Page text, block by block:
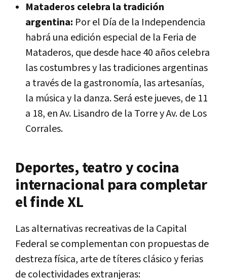
Mataderos celebra la tradición
argentina: Por el Día de la Independencia
habrá una edición especial de la Feria de
Mataderos, que desde hace 40 años celebra
las costumbres y las tradiciones argentinas
a través de la gastronomía, las artesanías,
la música y la danza. Será este jueves, de 11
a 18, en Av. Lisandro de la Torre y Av. de Los
Corrales.
Deportes, teatro y cocina
internacional para completar
el finde XL
Las alternativas recreativas de la Capital
Federal se complementan con propuestas de
destreza física, arte de títeres clásico y ferias
de colectividades extranjeras: